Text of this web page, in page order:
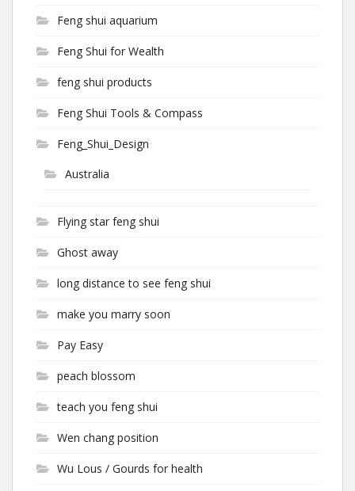
Feng shui aquarium
Feng Shui for Wealth
feng shui products
Feng Shui Tools & Compass
Feng_Shui_Design
Australia
Flying star feng shui
Ghost away
long distance to see feng shui
make you marry soon
Pay Easy
peach blossom
teach you feng shui
Wen chang position
Wu Lous / Gourds for health